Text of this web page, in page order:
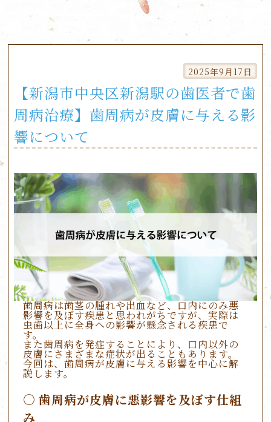
2025年9月17日
【新潟市中央区新潟駅の歯医者で歯
周病治療】歯周病が皮膚に与える影
響について
歯周病は歯茎の腫れや出血など、口内にのみ悪
影響を及ぼす疾患と思われがちですが、実際は
虫歯以上に全身への影響が懸念される疾患で
す。
また歯周病を発症することにより、口内以外の
皮膚にさまざまな症状が出ることもあります。
今回は、歯周病が皮膚に与える影響を中心に解
説します。
歯周病が皮膚に悪影響を及ぼす仕組
み